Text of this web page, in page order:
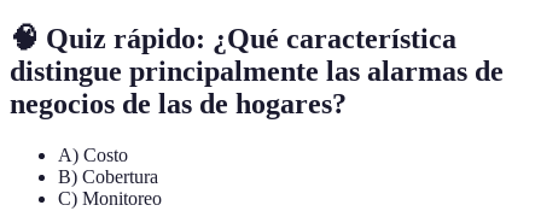
🧠 Quiz rápido: ¿Qué característica
distingue principalmente las alarmas de
negocios de las de hogares?
A) Costo
B) Cobertura
C) Monitoreo